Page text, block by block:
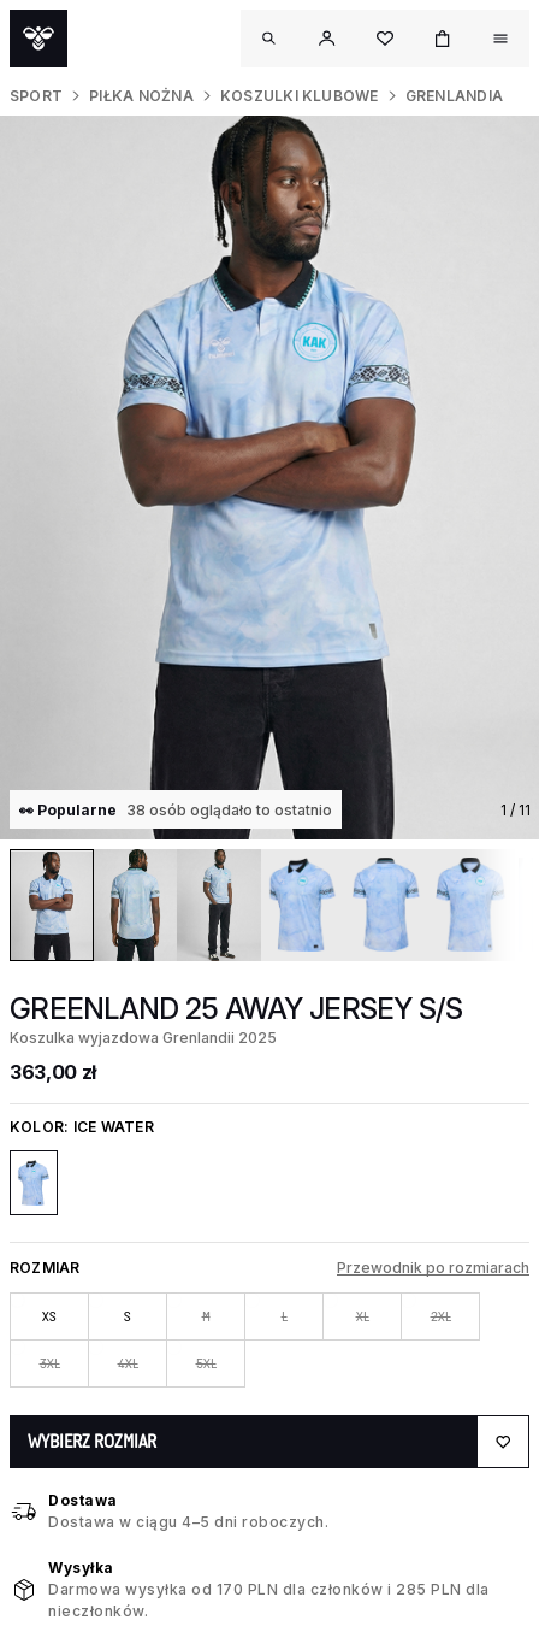
SPORT PIŁKA NOŻNA KOSZULKI KLUBOWE GRENLANDIA
👀 Popularne 38 osób oglądało to ostatnio 1 / 11
GREENLAND 25 AWAY JERSEY S/S
Koszulka wyjazdowa Grenlandii 2025
363,00 zł
KOLOR: ICE WATER
ROZMIAR Przewodnik po rozmiarach
XS S M L XL 2XL
3XL 4XL 5XL
WYBIERZ ROZMIAR
Dostawa
Dostawa w ciągu 4–5 dni roboczych.
Wysyłka
Darmowa wysyłka od 170 PLN dla członków i 285 PLN dla
nieczłonków.